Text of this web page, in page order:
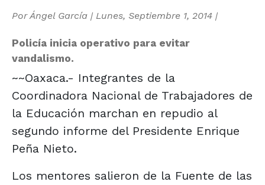
PorÁngel García | Lunes, Septiembre 1, 2014 |
Policía inicia operativo para evitar
vandalismo.
~~Oaxaca.- Integrantes de la
Coordinadora Nacional de Trabajadores de
la Educación marchan en repudio al
segundo informe del Presidente Enrique
Peña Nieto.
Los mentores salieron de la Fuente de las